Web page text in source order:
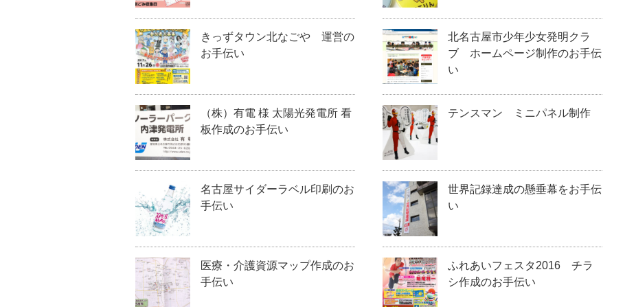
きっずタウン北なごや 運営の
お手伝い
北名古屋市少年少女発明クラ
ブ ホームページ制作のお手伝
い
（株）有電 様 太陽光発電所 看
板作成のお手伝い
テンスマン ミニパネル制作
名古屋サイダーラベル印刷のお
手伝い
世界記録達成の懸垂幕をお手伝
い
医療・介護資源マップ作成のお
手伝い
ふれあいフェスタ2016 チラ
シ作成のお手伝い